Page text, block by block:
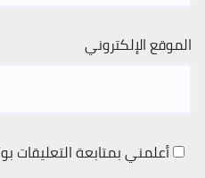
الموقع الإلكتروني
أعلمني بمتابعة التعليقات